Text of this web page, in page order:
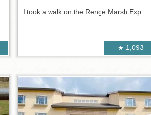
I took a walk on the Renge Marsh Exp...
1,093